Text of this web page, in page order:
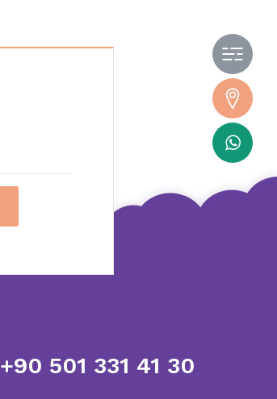
+90 501 331 41 30